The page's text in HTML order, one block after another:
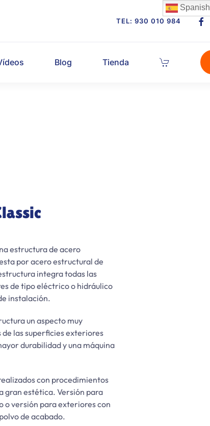
TEL: 930 010 984
Blog Tienda
estructura de acero
por acero estructural de
integra todas las
de tipo eléctrico o hidráulico
instalación.
un aspecto muy
las superficies exteriores
durabilidad y una máquina
con procedimientos
gran estética. Versión para
o versión para exteriores con
de acabado.
Spanish